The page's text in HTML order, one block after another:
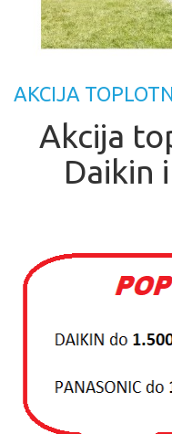
AKCIJA
Akcija
Daikin